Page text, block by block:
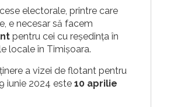
electorale, printre care
e necesar să facem
pentru cei cu reședința în
locale în Timișoara.
a vizei de flotant pentru
iunie 2024 este 10 aprilie